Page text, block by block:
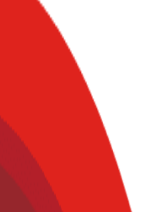
nutrición.PepsiCo México a